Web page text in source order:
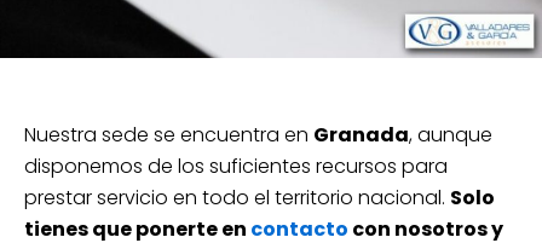
Nuestra sede se encuentra en Granada, aunque
disponemos de los suficientes recursos para
prestar servicio en todo el territorio nacional. Solo
tienes que ponerte en contacto con nosotros y